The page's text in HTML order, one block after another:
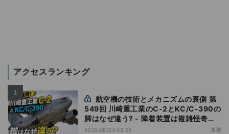
アクセスランキング
549回 川崎重工業のC-2とKC/C-390の
脚はなぜ違う? - 降着装置は複雑怪奇
(5)|軍用輸送機(10)
2026/08/04 09:05 連載